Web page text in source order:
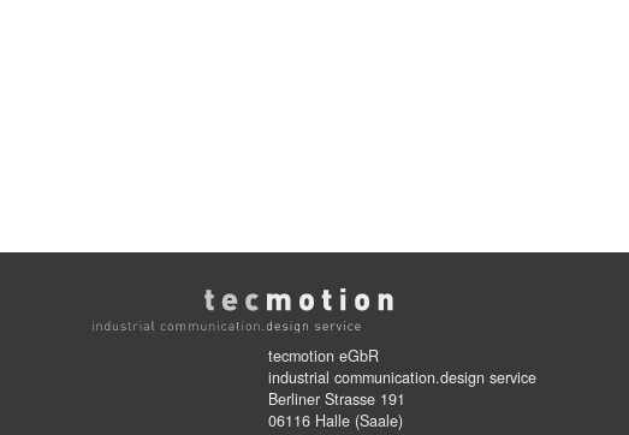
tecmotion eGbR
industrial communication.design service
Berliner Strasse 191
06116 Halle (Saale)